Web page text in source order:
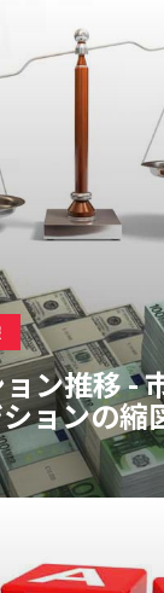
ン推移 -
ョンの縮